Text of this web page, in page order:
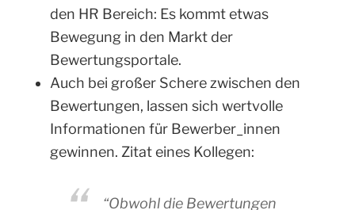
den HR Bereich: Es kommt etwas
Bewegung in den Markt der
Bewertungsportale.
Auch bei großer Schere zwischen den
Bewertungen, lassen sich wertvolle
Informationen für Bewerber_innen
gewinnen. Zitat eines Kollegen:
“Obwohl die Bewertungen